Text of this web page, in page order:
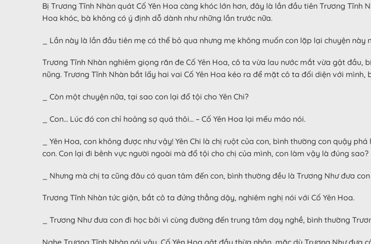
Bị Trương Tĩnh Nhàn quát Cố Yên Hoa càng khóc lớn hơn, đây là lần đầu tiên Trương Tĩnh
Hoa khóc, bà không có ý định dỗ dành như những lần trước nữa.
_ Lần này là lần đầu tiên mẹ có thể bỏ qua nhưng mẹ không muốn con lặp lại chuyện này
Trương Tĩnh Nhàn nghiêm giọng răn đe Cố Yên Hoa, cô ta vừa lau nước mắt vừa gật
nũng. Trương Tĩnh Nhàn bắt lấy hai vai Cố Yên Hoa kéo ra để mặt cô ta đối diện với
_ Còn một chuyện nữa, tại sao con lại đổ tội cho Yên Chi?
_ Con… Lúc đó con chỉ hoảng sợ quá thôi… – Cố Yên Hoa lại mếu máo nói.
_ Yên Hoa, con không được như vậy! Yên Chi là chị ruột của con, bình thường con quậy
con. Con lại đi bênh vực người ngoài mà đổ tội cho chị của mình, con làm vậy là đúng
_ Nhưng mà chị ta cũng đâu có quan tâm đến con, bình thường đều là Trương Như đưa
Trương Tĩnh Nhàn tức giận, bắt cô ta đứng thẳng dậy, nghiêm nghị nói với Cố Yên Hoa.
_ Trương Như đưa con đi học bởi vì cùng đường đến trung tâm dạy nghề, bình thường
Nghe Trương Tĩnh Nhàn nói vậy, Cố Yên Hoa gật đầu thừa nhận, mặc dù Trương Như đưa